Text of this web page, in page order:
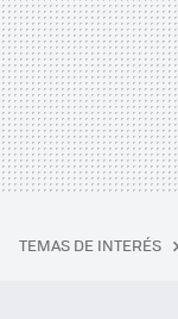
TEMAS DE INTERÉS